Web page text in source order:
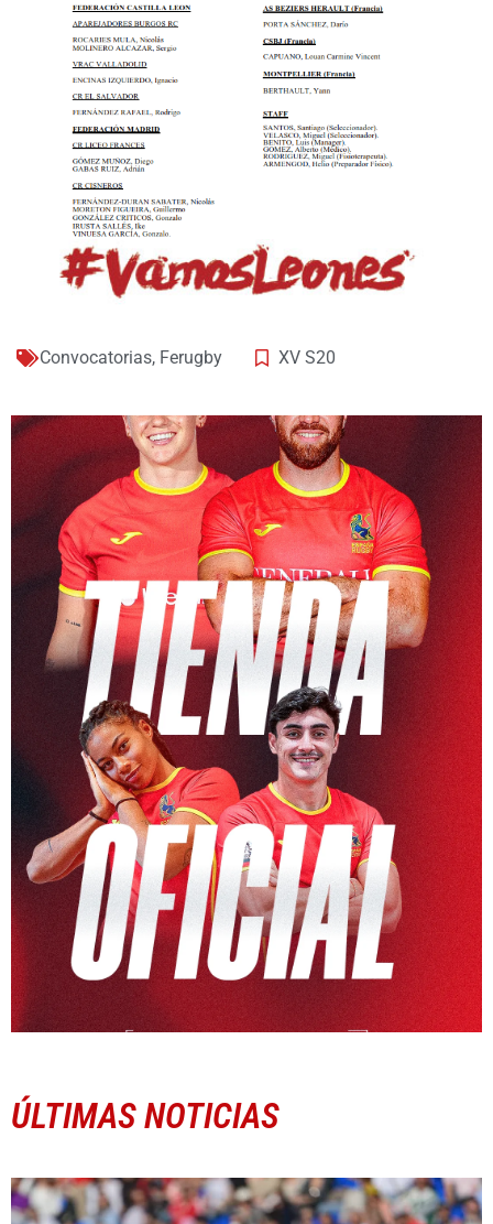
Convocatorias, Ferugby XV S20
ÚLTIMAS NOTICIAS